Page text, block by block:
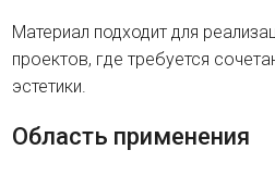
Материал подходит для
проектов, где требуется
эстетики.
Область применения